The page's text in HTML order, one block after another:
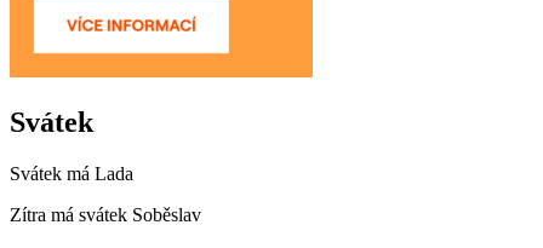
Svátek
Svátek má Lada
Zítra má svátek Soběslav